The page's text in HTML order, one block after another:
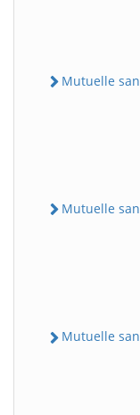
Mutuelle
Mutuelle
Mutuelle